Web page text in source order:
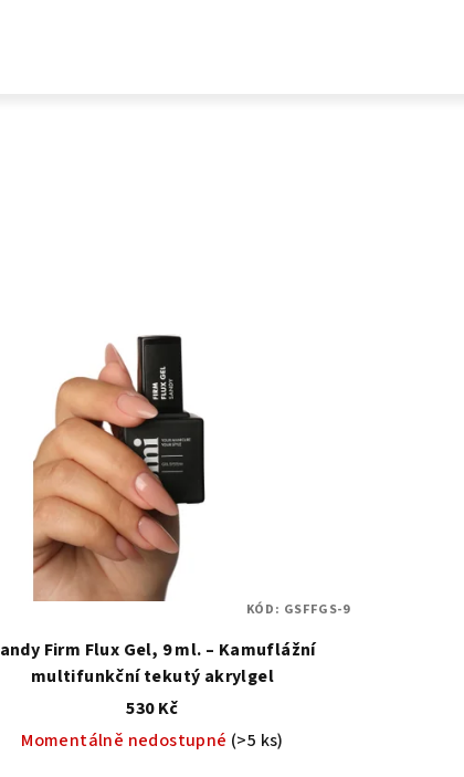
Firm Flux Gel, 9 ml. – Kamuflážní
multifunkční tekutý akrylgel
530 Kč
Momentálně nedostupné (>5 ks)
KÓD: GSFFGS-9